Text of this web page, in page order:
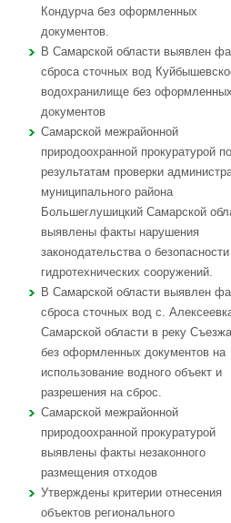
Кондурча без оформленных
документов.
В Самарской области выявлен
сброса сточных вод
водохранилище без оформленных
документов
Самарской межрайонной
природоохранной прокуратурой по
результатам проверки
муниципального района
Большеглушицкий Самарской
выявлены факты нарушения
законодательства о безопасности
гидротехнических сооружений.
В Самарской области выявлен
сброса сточных вод с.
Самарской области в реку
без оформленных документов на
использование водного объект и
разрешения на сброс.
Самарской межрайонной
природоохранной прокуратурой
выявлены факты незаконного
размещения отходов
Утверждены критерии отнесения
объектов регионального